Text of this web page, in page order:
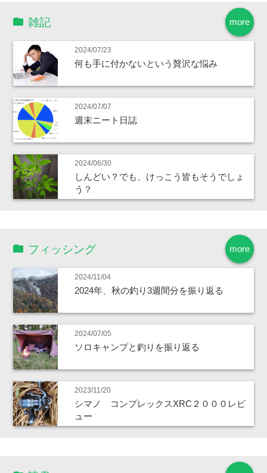
more
雑記
2024/07/23
何も手に付かないという贅沢な悩み
2024/07/07
週末ニート日誌
2024/06/30
しんどい？でも、けっこう皆もそうでしょ
う？
more
フィッシング
2024/11/04
2024年、秋の釣り3週間分を振り返る
2024/07/05
ソロキャンプと釣りを振り返る
2023/11/20
シマノ コンプレックスXRC２０００レビ
ュー